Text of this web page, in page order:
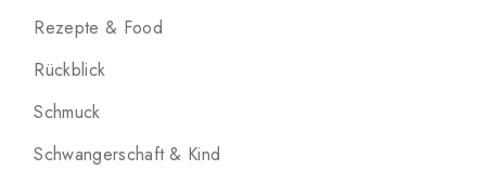
Rezepte & Food
Rückblick
Schmuck
Schwangerschaft & Kind